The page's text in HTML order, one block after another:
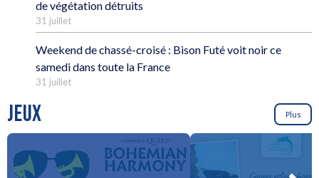
de végétation détruits
31 juillet
Weekend de chassé-croisé : Bison Futé voit noir ce
samedi dans toute la France
31 juillet
JEUX Plus